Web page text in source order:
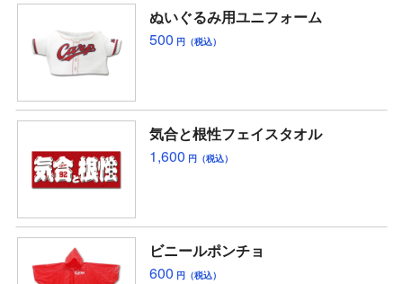
ぬいぐるみ用ユニフォーム
500 円（税込）
気合と根性フェイスタオル
1,600 円（税込）
ビニールポンチョ
600 円（税込）